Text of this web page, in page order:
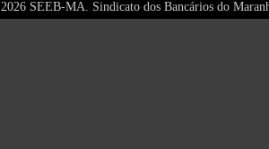
2026 SEEB-MA. Sindicato dos Bancários do